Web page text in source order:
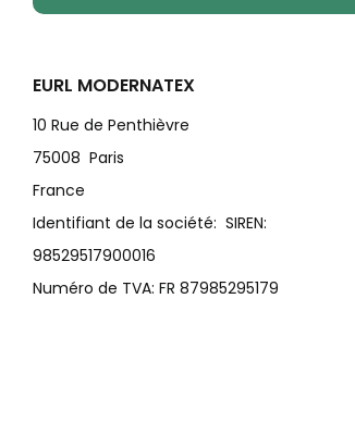
EURL MODERNATEX
10 Rue de Penthièvre
75008 Paris
France
Identifiant de la société: SIREN:
98529517900016
Numéro de TVA: FR 87985295179